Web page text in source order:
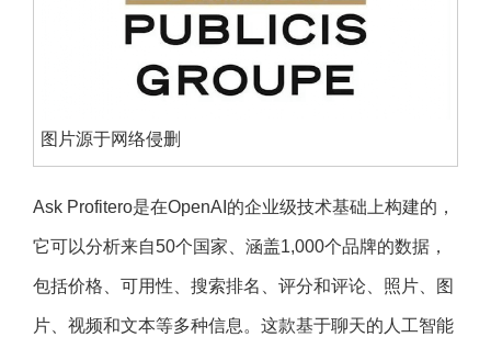
图片源于网络侵删
Ask Profitero是在OpenAI的企业级技术基础上构建的，
它可以分析来自50个国家、涵盖1,000个品牌的数据，
包括价格、可用性、搜索排名、评分和评论、照片、图
片、视频和文本等多种信息。这款基于聊天的人工智能